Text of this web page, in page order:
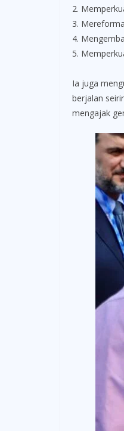
2.
3.
4.
5.
Ia juga
berjalan
mengajak